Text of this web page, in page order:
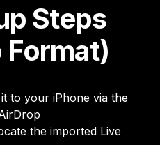
Steps
Format)
to your iPhone via the
the imported Live